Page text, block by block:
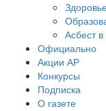
Асбест
Официально
Акции АР
Конкурсы
Подписка
О газете